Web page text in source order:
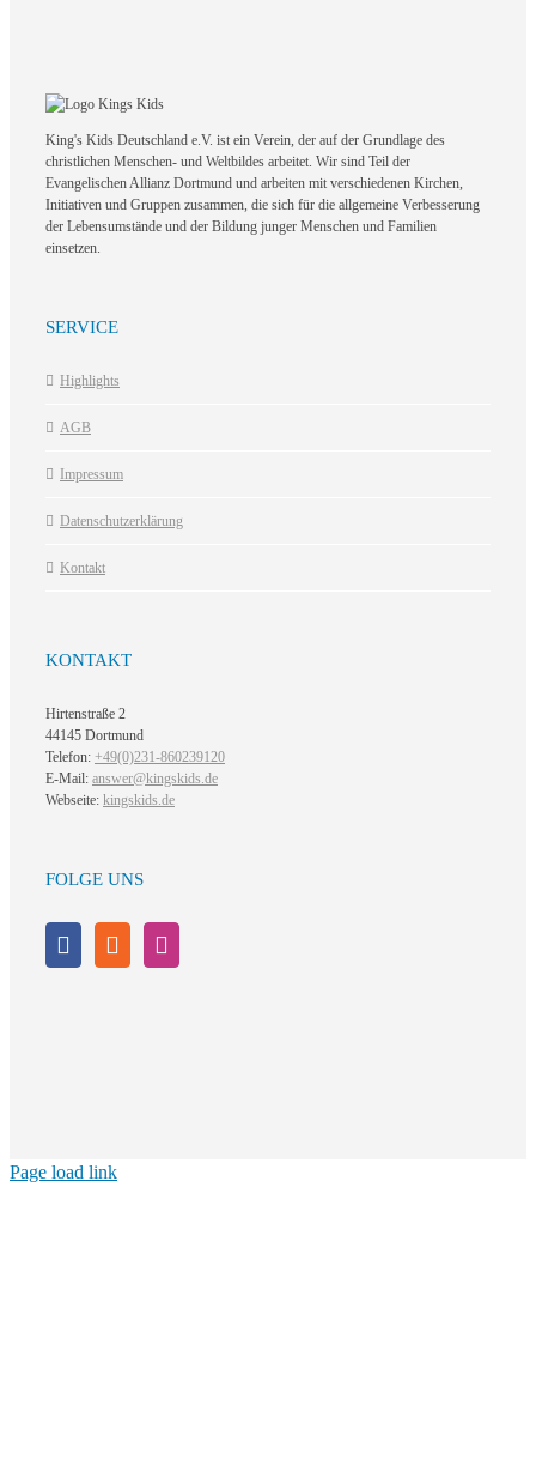
King's Kids Deutschland e.V. ist ein Verein, der auf der Grundlage des
christlichen Menschen- und Weltbildes arbeitet. Wir sind Teil der
Evangelischen Allianz Dortmund und arbeiten mit verschiedenen Kirchen,
Initiativen und Gruppen zusammen, die sich für die allgemeine Verbesserung
der Lebensumstände und der Bildung junger Menschen und Familien
einsetzen.
SERVICE
Highlights
AGB
Impressum
Datenschutzerklärung
Kontakt
KONTAKT
Hirtenstraße 2
44145 Dortmund
Telefon: +49(0)231-860239120
E-Mail: answer@kingskids.de
Webseite: kingskids.de
FOLGE UNS
Page load link